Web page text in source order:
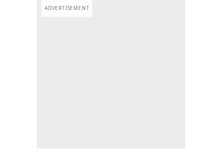
ADVERTISEMENT